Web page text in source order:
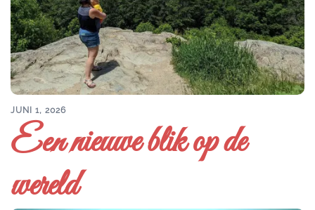
JUNI 1, 2026
Een nieuwe blik op de
wereld